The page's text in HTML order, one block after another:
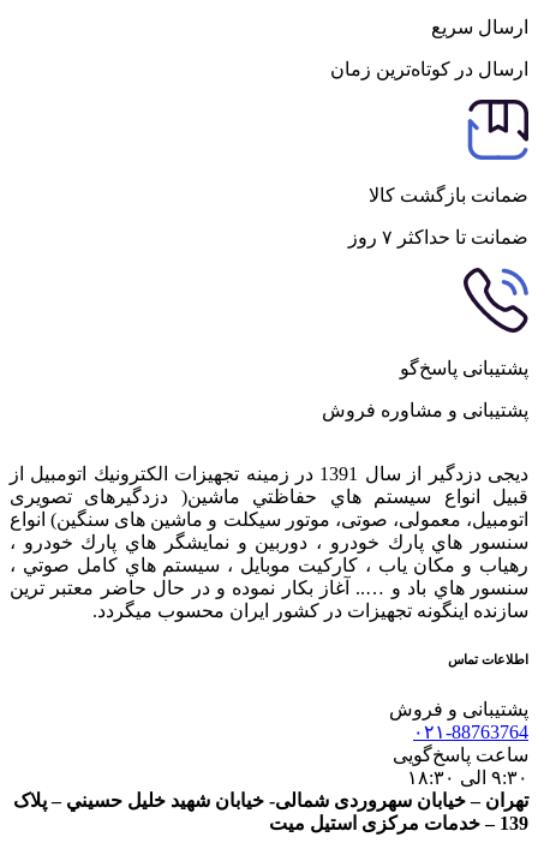
ارسال سریع
ارسال در کوتاه‌ترین زمان
ضمانت بازگشت کالا
ضمانت تا حداکثر ۷ روز
پشتیبانی پاسخ‌گو
پشتیبانی و مشاوره فروش
دیجی دزدگیر از سال 1391 در زمينه تجهيزات الكترونيك اتومبیل از
قبيل انواع سيستم هاي حفاظتي ماشین( دزدگيرهای تصویری
اتومبیل، معمولی، صوتی، موتور سیکلت و ماشین های سنگین) انواع
سنسور هاي پارك خودرو ، دوربين و نمايشگر هاي پارك خودرو ،
رهياب و مكان ياب ، كاركيت موبايل ، سيستم هاي كامل صوتي ،
سنسور هاي باد و ….. آغاز بكار نموده و در حال حاضر معتبر ترين
سازنده اينگونه تجهيزات در كشور ایران محسوب ميگردد.
اطلاعات تماس
پشتیبانی و فروش
۰۲۱-88763764
ساعت پاسخ‌گویی
۹:۳۰ الی ۱۸:۳۰
تهران – خيابان سهروردی شمالی- خيابان شهيد خليل حسيني – پلاک
139 – خدمات مرکزی استیل میت